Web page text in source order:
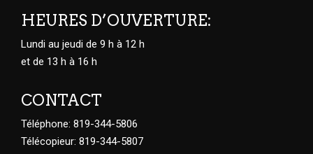
HEURES D’OUVERTURE:
Lundi au jeudi de 9 h à 12 h
et de 13 h à 16 h
CONTACT
Téléphone: 819-344-5806
Télécopieur: 819-344-5807